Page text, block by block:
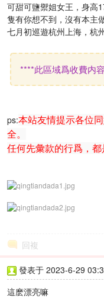
可甜可鹽禦姐女王，身高
隻有你想不到，沒有本主
七月初巡遊杭州上海，杭
****此區域爲收費内
ps:本站友情提示各位
全。
任何先彙款的行爲，
回複
發表于 2023-6-29
這麽漂亮嘛